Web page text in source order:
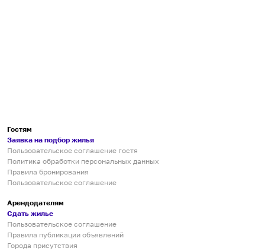
Гостям
Заявка на подбор жилья
Пользовательское соглашение гостя
Политика обработки персональных данных
Правила бронирования
Пользовательское соглашение
Арендодателям
Сдать жилье
Пользовательское соглашение
Правила публикации объявлений
Города присутствия